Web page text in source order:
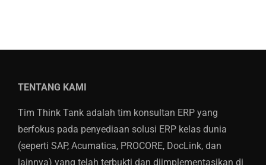
TENTANG KAMI
Tim Think Tank adalah tim konsultan ERP yang
berfokus pada penyediaan solusi ERP kelas dunia
(seperti SAP, Acumatica, PROCORE, DocLink, dan
lainnya) yang telah terbukti dan diimplementasikan di